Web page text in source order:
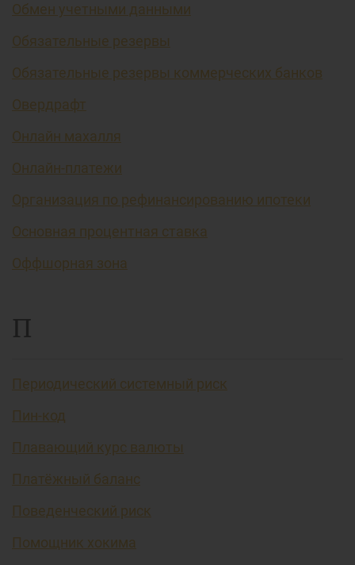
Обмен учетными данными
Обязательные резервы
Обязательные резервы коммерческих банков
Овердрафт
Онлайн махалля
Онлайн-платежи
Организация по рефинансированию ипотеки
Основная процентная ставка
Оффшорная зона
П
Периодический системный риск
Пин-код
Плавающий курс валюты
Платёжный баланс
Поведенческий риск
Помощник хокима